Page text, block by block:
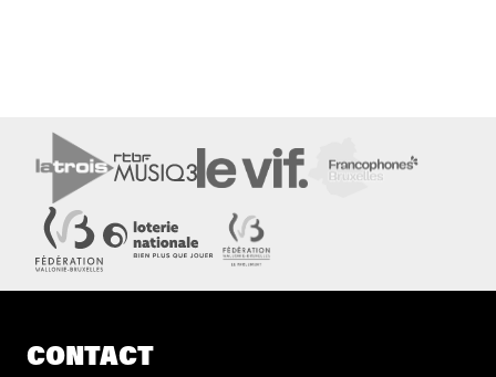
CONTACT